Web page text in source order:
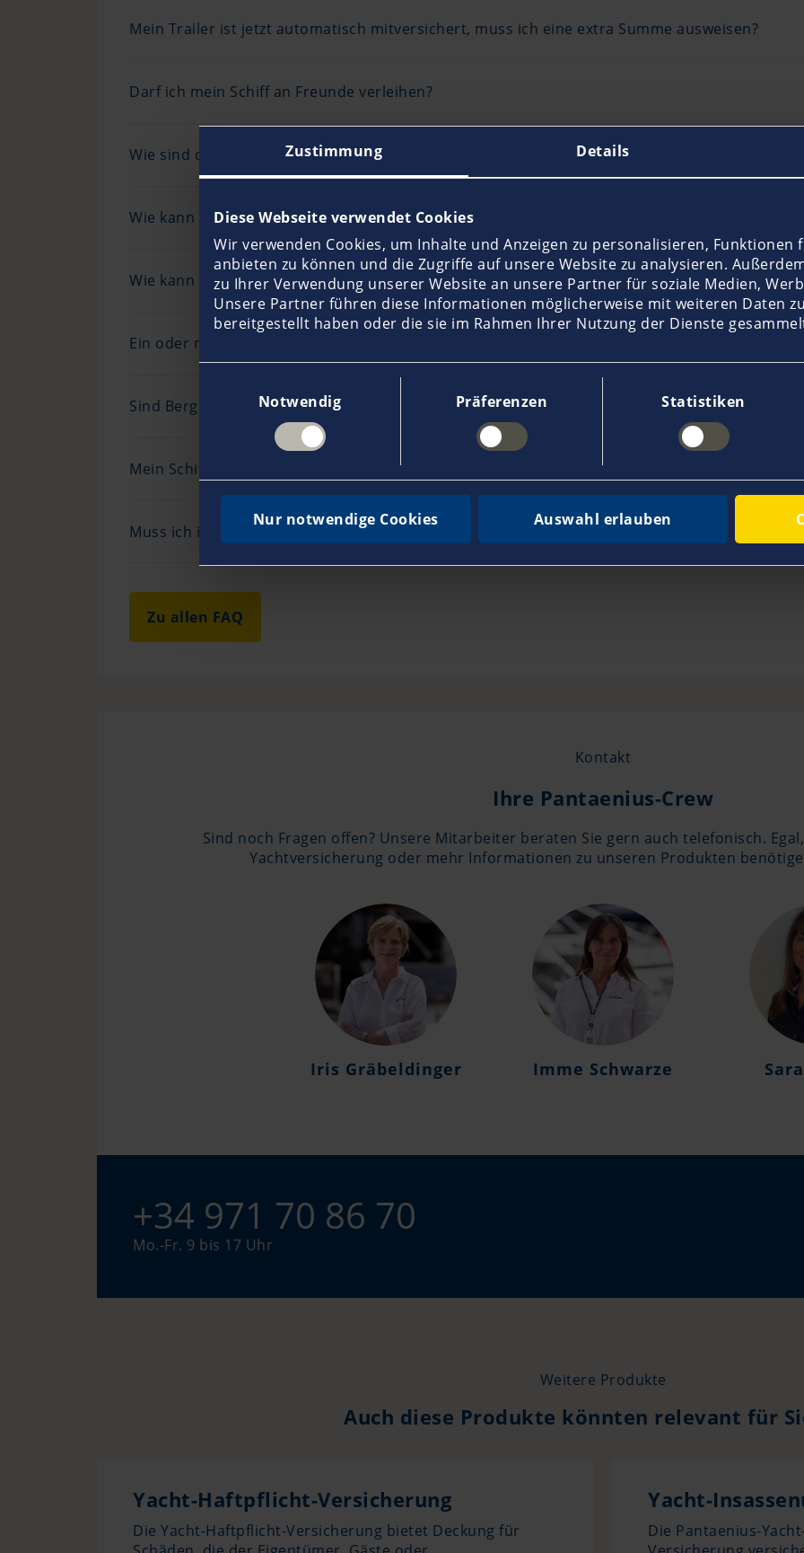
Zustimmung Details
Diese Webseite verwendet Cookies
Wir verwenden Cookies, um Inhalte und Anzeigen zu personalisieren, Funktionen
anbieten zu können und die Zugriffe auf unsere Website zu analysieren.
zu Ihrer Verwendung unserer Website an unsere Partner für soziale Medien,
Unsere Partner führen diese Informationen möglicherweise mit weiteren Daten
bereitgestellt haben oder die sie im Rahmen Ihrer Nutzung der Dienste
Notwendig Präferenzen Statistiken
Nur notwendige Cookies Auswahl erlauben
Mein Trailer ist jetzt automatisch mitversichert, muss ich eine extra Summe ausweisen?
Darf ich mein Schiff an Freunde verleihen?
Wie sind die Kündigungsfristen?
Wie kann ich meine Bankverbindung ändern?
Wie kann ich meine Versicherungssumme erhöhen oder reduzieren?
Ein oder mehrere Eigner steigen aus meiner Eignergemeinschaft aus, was ist zu tun?
Sind Bergungs- und Wrackbeseitigungskosten gedeckt?
Mein Schiff liegt im Winter an Land, kann ich meine Deckung einschränken?
Muss ich im Winter meinen Mast legen lassen?
Zu allen FAQ
Kontakt
Ihre Pantaenius-Crew
Sind noch Fragen offen? Unsere Mitarbeiter beraten Sie gern auch telefonisch.
Yachtversicherung oder mehr Informationen zu unseren Produkten
Iris Gräbeldinger Imme Schwarze
+34 971 70 86 70
Mo.-Fr. 9 bis 17 Uhr
Weitere Produkte
Auch diese Produkte könnten relevant für
Yacht-Haftpflicht-Versicherung
Die Yacht-Haftpflicht-Versicherung bietet Deckung für
Yacht-
Die Pantaenius-